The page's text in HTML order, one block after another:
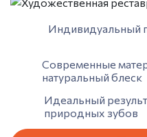
Индивидуальный
Современные
натуральный блеск
Идеальный
природных зубов